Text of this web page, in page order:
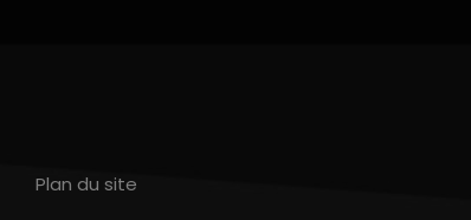
Plan du site